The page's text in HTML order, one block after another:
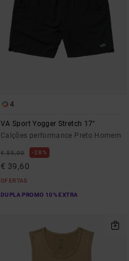
4
VA Sport Yogger Stretch 17"
Calções performance Preto Homem
€ 55,00 28%
€ 39,60
OFERTAS
DUPLA PROMO 10% EXTRA